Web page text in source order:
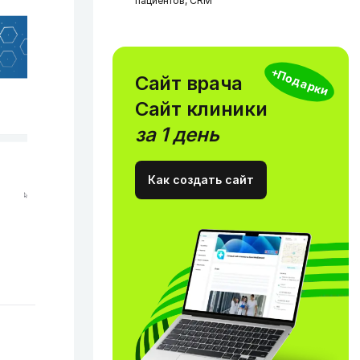
+Подарки
Сайт врача
Сайт клиники
за 1 день
Как создать сайт